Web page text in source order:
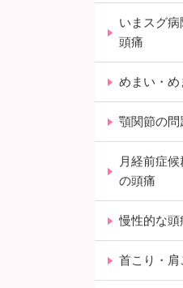
いまスグ
頭痛
めまい・め
顎関節の問
月経前症
の頭痛
慢性的な頭
首こり・肩